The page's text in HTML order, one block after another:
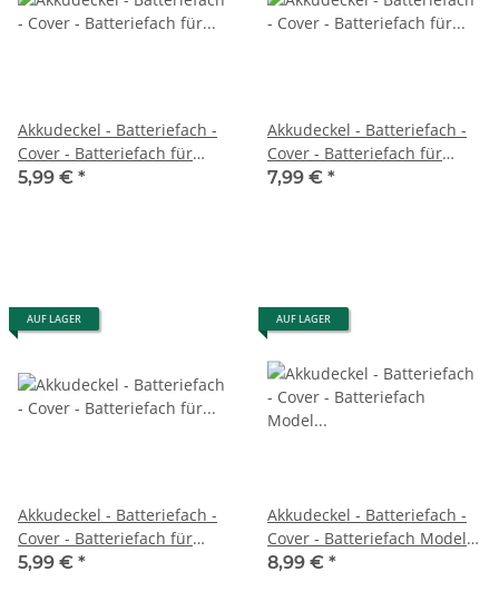
Akkudeckel - Batteriefach -
Cover - Batteriefach für
Xbox One Controller
5,99 € *
Akkudeckel - Batteriefach -
Cover - Batteriefach für
Xbox One Controller Series
7,99 € *
AUF LAGER
Akkudeckel - Batteriefach -
Cover - Batteriefach für
Xbox One Controller weiss
5,99 € *
AUF LAGER
Akkudeckel - Batteriefach -
Cover - Batteriefach Model
1914 für Xbox Series S / X
8,99 € *